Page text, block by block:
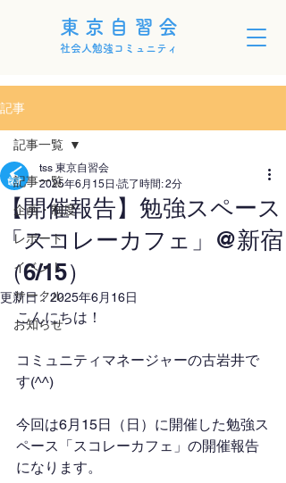
東京自習会
社会人勉強コミュニティ
記事
記事一覧
企画・制度
レポート
イベント
サークル
お知らせ
記事一覧
【開催報告】勉強スペース
「スコレーカフェ」@新宿
（6/15）
tss 東京自習会
2025年6月15日 読了時間: 2分
更新日：2025年6月16日
こんにちは！
コミュニティマネージャーの古岩井で
す(^^)
今回は6月15日（日）に開催した勉強ス
ペース「スコレーカフェ」の開催報告
になります。